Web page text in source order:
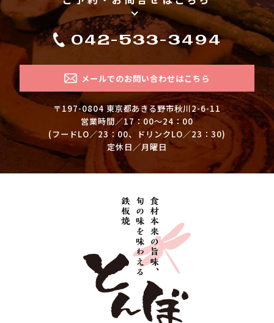
042-533-3494
メールでのお問い合わせはこちら
〒197-0804 東京都あきる野市秋川2-6-11
営業時間／17：00～24：00
(フードLO／23：00、ドリンクLO／23：30)
定休日／月曜日